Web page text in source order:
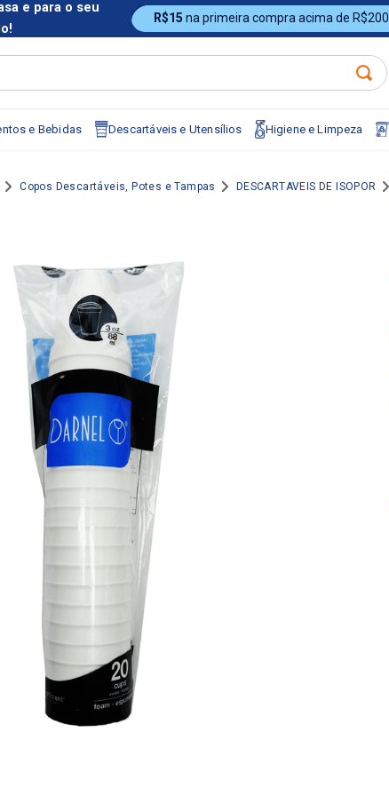
e para o seu
R$15 na primeira compra acima de R$200
e Bebidas Descartáveis e Utensílios Higiene e Limpeza
Copos Descartáveis, Potes e Tampas DESCARTAVEIS DE ISOPOR